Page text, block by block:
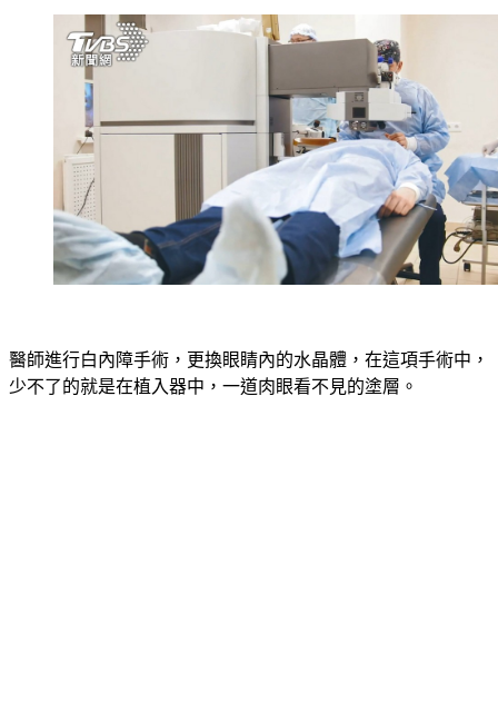
醫師進行白內障手術，更換眼睛內的水晶體，在這項手術中，
少不了的就是在植入器中，一道肉眼看不見的塗層。